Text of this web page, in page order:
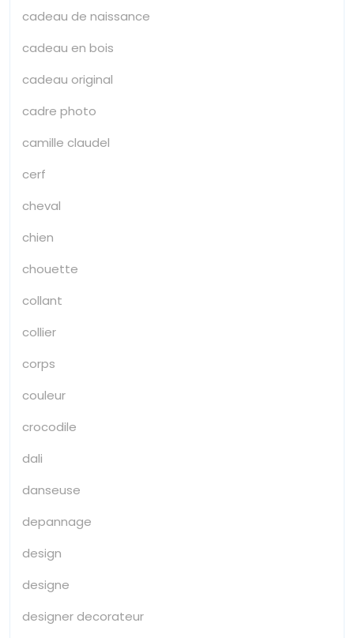
cadeau de naissance
cadeau en bois
cadeau original
cadre photo
camille claudel
cerf
cheval
chien
chouette
collant
collier
corps
couleur
crocodile
dali
danseuse
depannage
design
designe
designer decorateur